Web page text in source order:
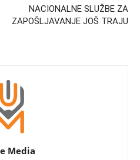
NACIONALNE SLUŽBE ZA
ZAPOŠLJAVANJE JOŠ TRAJU
Media